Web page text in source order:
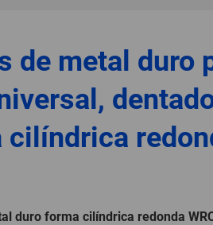
de metal duro
cilíndrica
duro forma cilíndrica redonda